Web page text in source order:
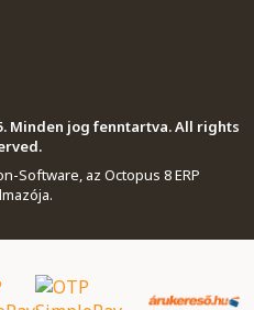
Minden jog fenntartva. All rights
Software, az Octopus 8 ERP
.